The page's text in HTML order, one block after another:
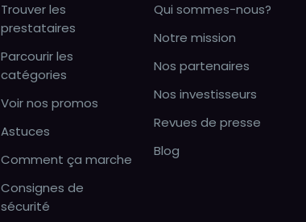
Trouver les
prestataires
Parcourir les
catégories
Voir nos promos
Astuces
Comment ça marche
Consignes de
sécurité
Qui sommes-nous?
Notre mission
Nos partenaires
Nos investisseurs
Revues de presse
Blog